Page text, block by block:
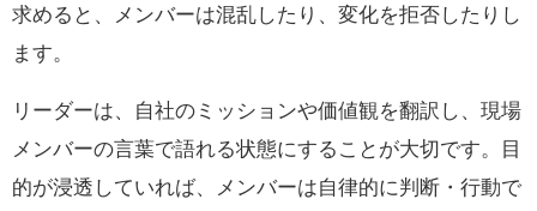
求めると、メンバーは混乱したり、変化を拒否したりし
ます。
リーダーは、自社のミッションや価値観を翻訳し、現場
メンバーの言葉で語れる状態にすることが大切です。目
的が浸透していれば、メンバーは自律的に判断・行動で